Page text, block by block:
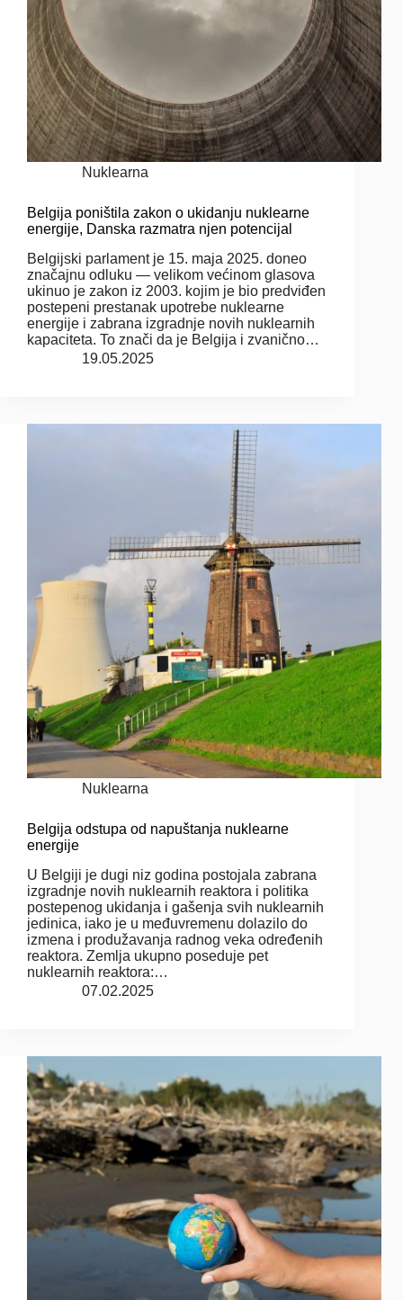
Nuklearna
Belgija poništila zakon o ukidanju nuklearne
energije, Danska razmatra njen potencijal
Belgijski parlament je 15. maja 2025. doneo
značajnu odluku — velikom većinom glasova
ukinuo je zakon iz 2003. kojim je bio predviđen
postepeni prestanak upotrebe nuklearne
energije i zabrana izgradnje novih nuklearnih
kapaciteta. To znači da je Belgija i zvanično…
19.05.2025
Nuklearna
Belgija odstupa od napuštanja nuklearne
energije
U Belgiji je dugi niz godina postojala zabrana
izgradnje novih nuklearnih reaktora i politika
postepenog ukidanja i gašenja svih nuklearnih
jedinica, iako je u međuvremenu dolazilo do
izmena i produžavanja radnog veka određenih
reaktora. Zemlja ukupno poseduje pet
nuklearnih reaktora:…
07.02.2025